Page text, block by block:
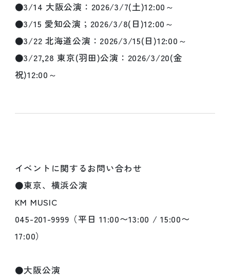
●3/14 大阪公演：2026/3/7(土)12:00～
●3/15 愛知公演；2026/3/8(日)12:00～
●3/22 北海道公演：2026/3/15(日)12:00～
●3/27,28 東京(羽田)公演：2026/3/20(金
祝)12:00～
イベントに関するお問い合わせ
●東京、横浜公演
KM MUSIC
045-201-9999（平日 11:00〜13:00 / 15:00〜
17:00）
●大阪公演